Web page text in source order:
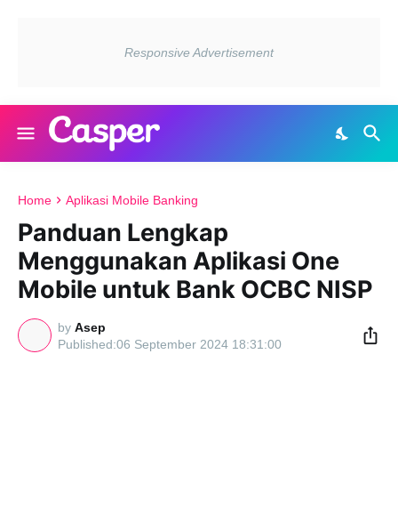
Home Aplikasi Mobile Banking
Panduan Lengkap
Menggunakan Aplikasi One
Mobile untuk Bank OCBC NISP
by Asep
06 September 2024 18:31:00